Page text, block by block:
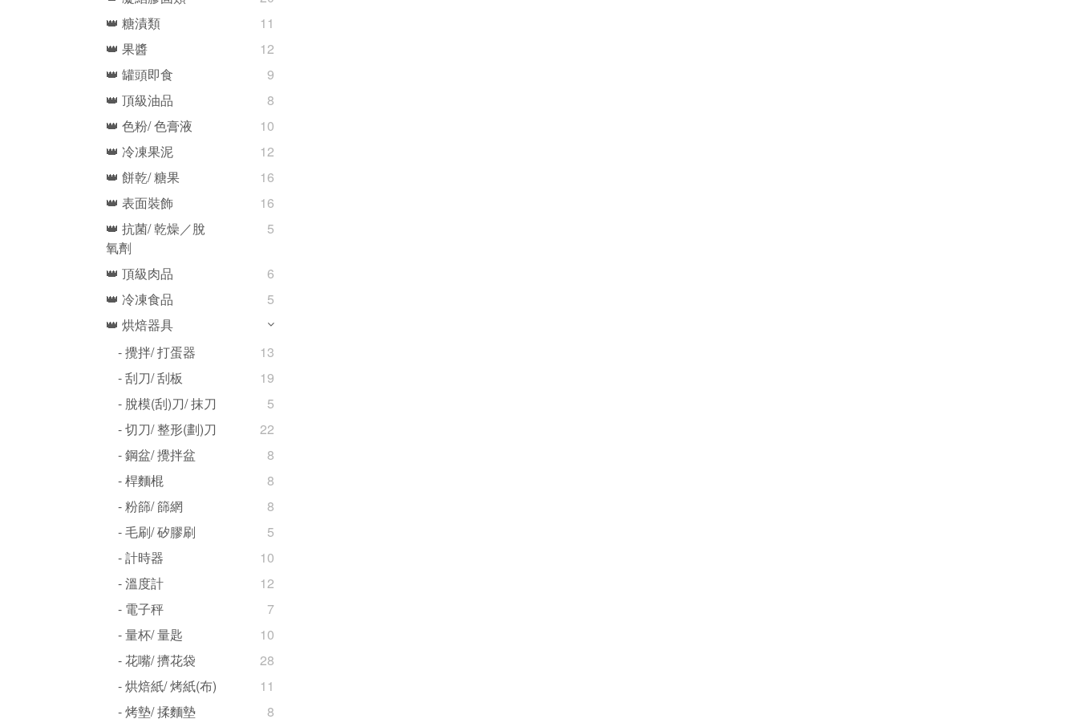
👑 糖漬類
11
👑 果醬
12
👑 罐頭即食
9
👑 頂級油品
8
👑 色粉/ 色膏液
10
👑 冷凍果泥
12
👑 餅乾/ 糖果
16
👑 表面裝飾
16
👑 抗菌/ 乾燥／脫
氧劑
5
👑 頂級肉品
6
👑 冷凍食品
5
👑 烘焙器具
- 攪拌/ 打蛋器
13
- 刮刀/ 刮板
19
- 脫模(刮)刀/ 抹刀
5
- 切刀/ 整形(劃)刀
22
- 鋼盆/ 攪拌盆
8
- 桿麵棍
8
- 粉篩/ 篩網
8
- 毛刷/ 矽膠刷
5
- 計時器
10
- 溫度計
12
- 電子秤
7
- 量杯/ 量匙
10
- 花嘴/ 擠花袋
28
- 烘焙紙/ 烤紙(布)
11
- 烤墊/ 揉麵墊
8